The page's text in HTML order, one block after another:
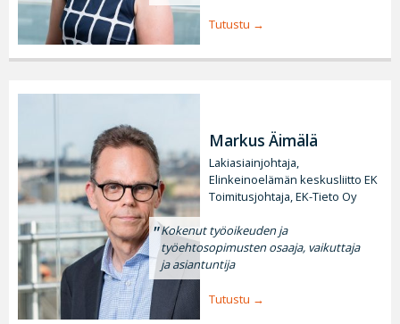
Tutustu
Markus Äimälä
Lakiasiainjohtaja,
Elinkeinoelämän keskusliitto EK
Toimitusjohtaja, EK-Tieto Oy
Kokenut työoikeuden ja
työehtosopimusten osaaja, vaikuttaja
ja asiantuntija
Tutustu